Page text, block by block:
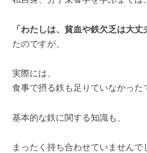
「わたしは、貧血や鉄欠乏は大丈
たのですが、
実際には、
食事で摂る鉄も足りていなかった
基本的な鉄に関する知識も、
まったく持ち合わせていません